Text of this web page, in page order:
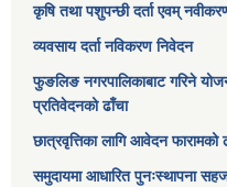
कृषि तथा पशुपन्छी दर्ता एवम्
व्यवसाय दर्ता नविकरण निवेदन
फुङलिङ नगरपालिकाबाट गरिने
प्रतिवेदनको ढाँचा
छात्रवृत्तिका लागि आवेदन फारामको
समुदायमा आधारित पुनःस्थापना